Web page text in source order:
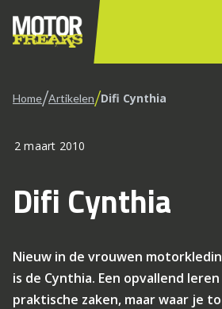
Home/Artikelen/Difi Cynthia
2 maart 2010
Difi Cynthia
Nieuw in de vrouwen
is de Cynthia. Een opvallend
praktische zaken, maar waar je